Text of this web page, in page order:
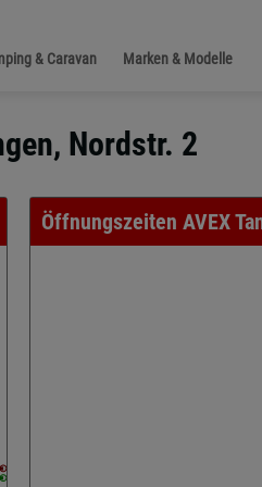
& Caravan Marken & Modelle
Nordstr. 2
Öffnungszeiten AVEX